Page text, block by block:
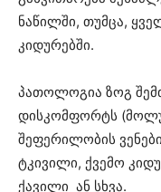
ნაწილში, თუმცა,
კიდურებში.
პათოლოგია ზოგ
დისკომფორტს
შეფერილობის
ტკივილი, ქვემო
ქავილი ან სხვა.